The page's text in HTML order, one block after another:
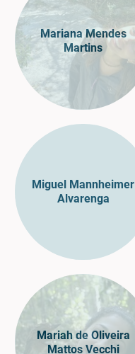
Mariana Mendes
Martins
Miguel Mannheimer
Alvarenga
Mariah de Oliveira
Mattos Vecchi